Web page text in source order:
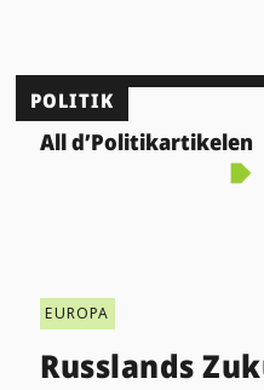
POLITIK
All d’Politikartikelen
EUROPA
Russlands